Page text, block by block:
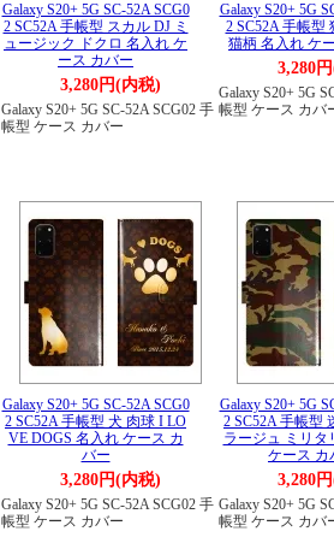
Galaxy S20+ 5G SC-52A SCG0
2 SC52A 手帳型 スカル DJ ミ
ュージック ドクロ 名入れ ケ
ース カバー
3,280円(内税)
Galaxy S20+ 5G SC-52A SCG02 手
帳型 ケース カバー
Galaxy S20+ 5G
2 SC52A 手帳型
猫柄 名入れ ケ
3,280
Galaxy S20+ 5G
帳型 ケース カバ
Galaxy S20+ 5G SC-52A SCG0
2 SC52A 手帳型 犬 肉球 I LO
VE DOGS 名入れ ケース カ
バー
3,280円(内税)
Galaxy S20+ 5G SC-52A SCG02 手
帳型 ケース カバー
Galaxy S20+ 5G
2 SC52A 手帳型
ラージュ ミリタ
ケース カ
3,280
Galaxy S20+ 5G
帳型 ケース カバ